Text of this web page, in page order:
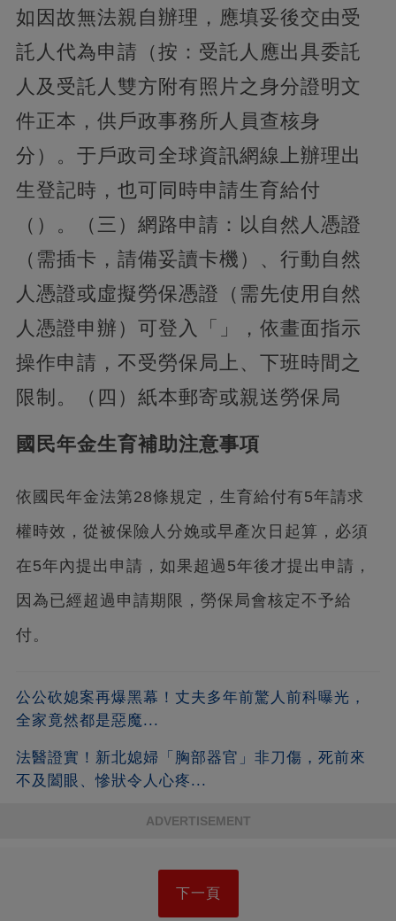
如因故無法親自辦理，應填妥後交由受
託人代為申請（按：受託人應出具委託
人及受託人雙方附有照片之身分證明文
件正本，供戶政事務所人員查核身
分）。于戶政司全球資訊網線上辦理出
生登記時，也可同時申請生育給付
（）。（三）網路申請：以自然人憑證
（需插卡，請備妥讀卡機）、行動自然
人憑證或虛擬勞保憑證（需先使用自然
人憑證申辦）可登入「」，依畫面指示
操作申請，不受勞保局上、下班時間之
限制。（四）紙本郵寄或親送勞保局
國民年金生育補助注意事項
依國民年金法第28條規定，生育給付有5年請求
權時效，從被保險人分娩或早產次日起算，必須
在5年內提出申請，如果超過5年後才提出申請，
因為已經超過申請期限，勞保局會核定不予給
付。
公公砍媳案再爆黑幕！丈夫多年前驚人前科曝光，
全家竟然都是惡魔...
法醫證實！新北媳婦「胸部器官」非刀傷，死前來
不及闔眼、慘狀令人心疼...
ADVERTISEMENT
下一頁